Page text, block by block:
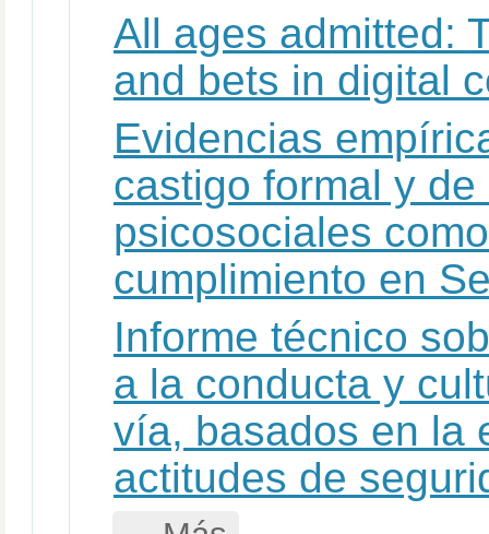
All ages admitted:
and bets in digital
Evidencias
castigo formal y
psicosociales
cumplimiento en
Informe técnico
a la conducta y
vía, basados en la
actitudes de